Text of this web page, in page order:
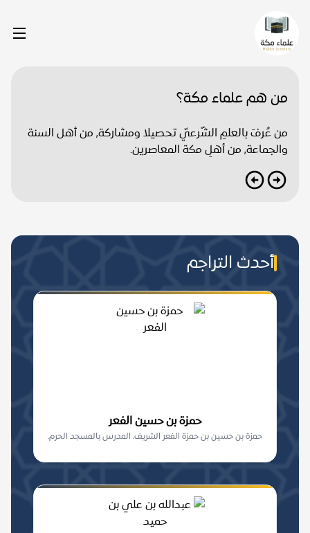
من هم علماء مكة؟
من عُرفَ بالعلمِ الشّرعيّ تحصيلا ومشاركة, من أهل السنة
والجماعة, من أهلِ مكة المعاصرين.
أحدث التراجم
حمزة بن حسين الفعر
حمزة بن حسين بن حمزة الفعر الشريف. المدرس بالمسجد الحرم.